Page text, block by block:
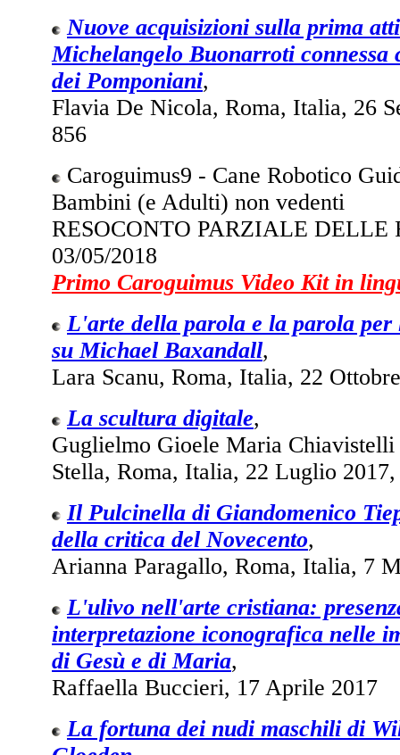
Nuove acquisizioni sulla prima
Michelangelo Buonarroti connessa
dei Pomponiani,
Flavia De Nicola, Roma, Italia, 26
856
Caroguimus9 - Cane Robotico
Bambini (e Adulti) non vedenti
RESOCONTO PARZIALE DELLE
03/05/2018
Primo Caroguimus Video Kit in
L'arte della parola e la parola
su Michael Baxandall,
Lara Scanu, Roma, Italia, 22
La scultura digitale,
Guglielmo Gioele Maria
Stella, Roma, Italia, 22 Luglio
Il Pulcinella di Giandomenico
della critica del Novecento,
Arianna Paragallo, Roma, Italia, 7
L'ulivo nell'arte cristiana:
interpretazione iconografica nelle
di Gesù e di Maria,
Raffaella Buccieri, 17 Aprile 2017
La fortuna dei nudi maschili di